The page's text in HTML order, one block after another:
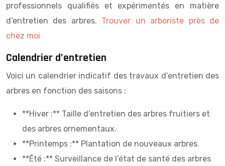
professionnels qualifiés et expérimentés en matière
d’entretien des arbres. Trouver un arboriste près de
chez moi
Calendrier d’entretien
Voici un calendrier indicatif des travaux d’entretien des
arbres en fonction des saisons :
**Hiver :** Taille d’entretien des arbres fruitiers et
des arbres ornementaux.
**Printemps :** Plantation de nouveaux arbres.
**Été :** Surveillance de l’état de santé des arbres